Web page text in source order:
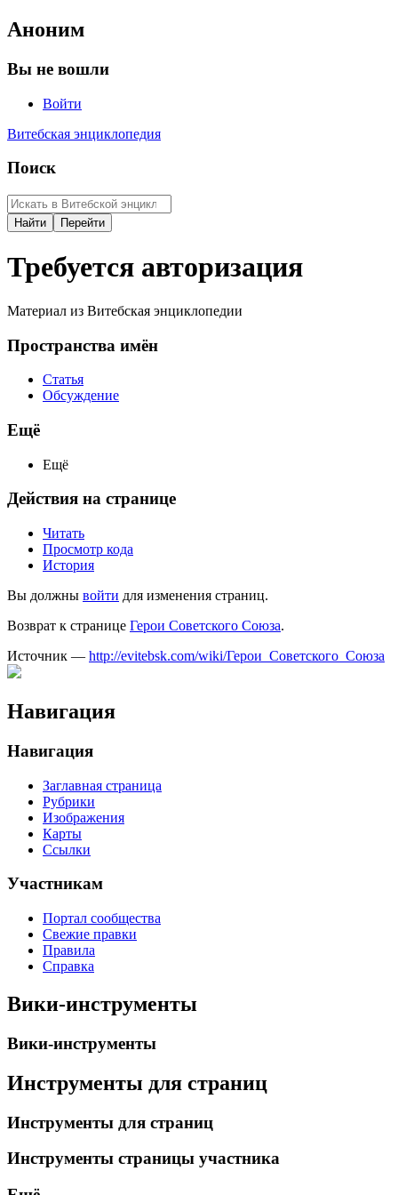
Аноним
Вы не вошли
Войти
Витебская энциклопедия
Поиск
Требуется авторизация
Материал из Витебская энциклопедии
Пространства имён
Статья
Обсуждение
Ещё
Ещё
Действия на странице
Читать
Просмотр кода
История
Вы должны войти для изменения страниц.
Возврат к странице Герои Советского Союза.
Источник — http://evitebsk.com/wiki/Герои_Советского_Союза
Навигация
Навигация
Заглавная страница
Рубрики
Изображения
Карты
Ссылки
Участникам
Портал сообщества
Свежие правки
Правила
Справка
Вики-инструменты
Вики-инструменты
Инструменты для страниц
Инструменты для страниц
Инструменты страницы участника